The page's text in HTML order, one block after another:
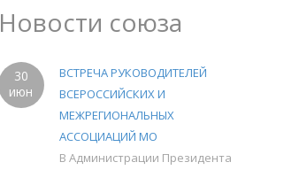
Новости союза
30
июн
ВСТРЕЧА РУКОВОДИТЕЛЕЙ
ВСЕРОССИЙСКИХ И
МЕЖРЕГИОНАЛЬНЫХ
АССОЦИАЦИЙ МО
В Администрации Президента